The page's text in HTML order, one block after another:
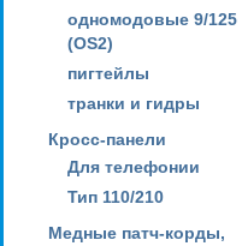
одномодовые 9/125
(OS2)
пигтейлы
транки и гидры
Кросс-панели
Для телефонии
Тип 110/210
Медные патч-корды,